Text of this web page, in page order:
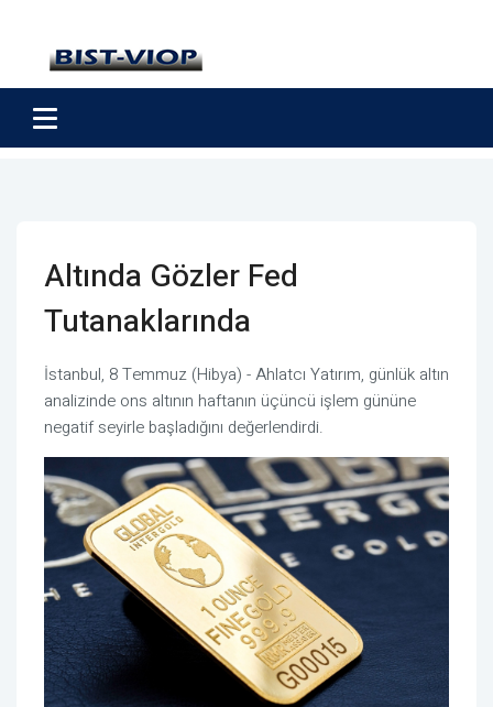
Altında Gözler Fed
Tutanaklarında
İstanbul, 8 Temmuz (Hibya) - Ahlatcı Yatırım, günlük altın
analizinde ons altının haftanın üçüncü işlem gününe
negatif seyirle başladığını değerlendirdi.